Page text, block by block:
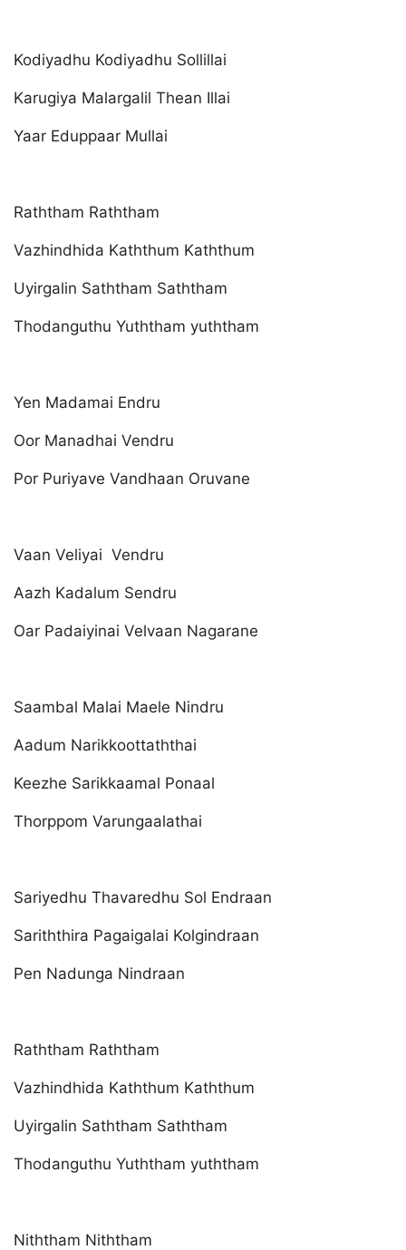
Kodiyadhu Kodiyadhu Sollillai
Karugiya Malargalil Thean Illai
Yaar Eduppaar Mullai
Raththam Raththam
Vazhindhida Kaththum Kaththum
Uyirgalin Saththam Saththam
Thodanguthu Yuththam yuththam
Yen Madamai Endru
Oor Manadhai Vendru
Por Puriyave Vandhaan Oruvane
Vaan Veliyai Vendru
Aazh Kadalum Sendru
Oar Padaiyinai Velvaan Nagarane
Saambal Malai Maele Nindru
Aadum Narikkoottaththai
Keezhe Sarikkaamal Ponaal
Thorppom Varungaalathai
Sariyedhu Thavaredhu Sol Endraan
Sariththira Pagaigalai Kolgindraan
Pen Nadunga Nindraan
Raththam Raththam
Vazhindhida Kaththum Kaththum
Uyirgalin Saththam Saththam
Thodanguthu Yuththam yuththam
Niththam Niththam